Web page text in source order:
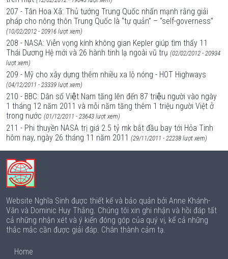
207 - Tân Hoa Xã: Thủ tướng Trung Quốc nhấn mạnh rằng giải
pháp cho nông thôn Trung Quốc là “tự quản” – “self-governess”
(10/02/2012 - 20916 lượt xem)
208 - NASA: Viễn vọng kính không gian Kepler giúp tìm thấy 11
Thái Dương Hệ mới và 26 hành tinh lạ ngoài vũ trụ (02/02/2012 - 20934
lượt xem)
209 - Mỹ cho xây dựng thêm nhiều xa lộ nóng - HOT Highways
(04/12/2011 - 23339 lượt xem)
210 - BBC: Dân số Việt Nam tăng lên đến 87 triệu người vào ngày
1 tháng 12 năm 2011 và mỗi năm tăng thêm 1 triệu người Việt ở
trong nước (01/12/2011 - 23643 lượt xem)
211 - Phi thuyền NASA trị giá 2.5 tỷ mk bắt đầu bay tới Hỏa Tinh
hôm nay, ngày 26 tháng 11 năm 2011 (29/11/2011 - 22238 lượt xem)
Website Nghĩa Sinh được thiết kế và bảo quản bởi Anne Khánh-
Vân và Dominic Huy Thắng. Chúng tôi xin ghi nhận và hồi đáp tất
cả những nhận xét và ý kiến đóng góp của quý vị, kể cả những
thắc mắc cần được giải đáp. Chân thành cảm tạ.
Home